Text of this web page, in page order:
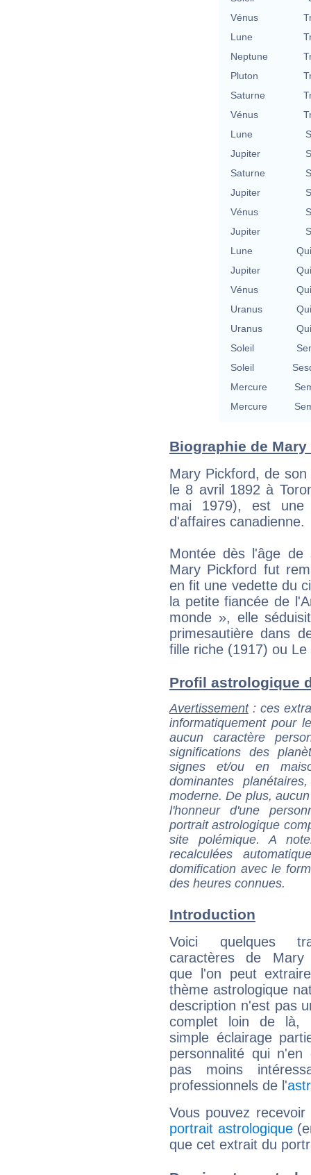
Vénus
Lune
Neptune
Pluton
Saturne
Vénus
Lune
Jupiter
Saturne
Jupiter
Vénus
Jupiter
Lune
Jupiter
Vénus
Uranus
Uranus
Soleil
Soleil
Mercure
Mercure
Biographie de
Mary Pickford, de
le 8 avril 1892 à
mai 1979), est une
d'affaires canadienne.
Montée dès l'âge
Mary Pickford fut
en fit une vedette du
la petite fiancée de
monde », elle
primesautière dans
fille riche (1917) ou
Profil astrologique
Avertissement: ces
informatiquement pour
aucun caractère
significations des
signes et/ou en
dominantes
moderne. De plus,
l'honneur d'une
portrait astrologique
site polémique. A
recalculées
domification avec le
des heures connues.
Introduction
Voici quelques
caractères de Mary
que l'on peut
thème astrologique
description n'est pas
complet loin de là,
simple éclairage
personnalité qui n'en
pas moins
professionnels de l'
Vous pouvez
portrait astrologique
que cet extrait du